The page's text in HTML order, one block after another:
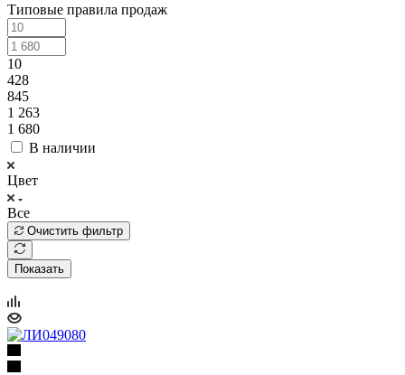
Типовые правила продаж
10
428
845
1 263
1 680
В наличии
Цвет
Все
Очистить фильтр
Показать